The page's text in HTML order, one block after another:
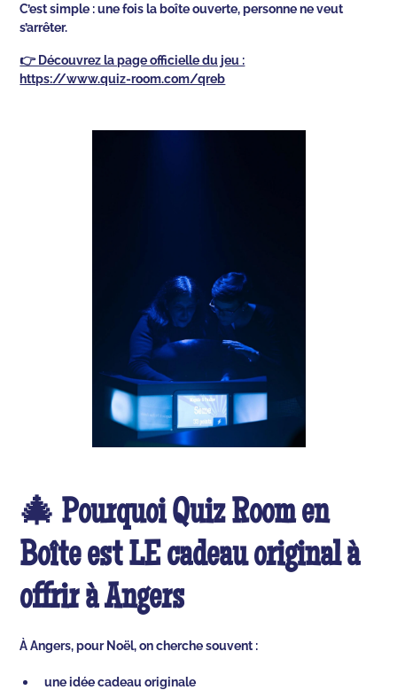
C’est simple : une fois la boîte ouverte, personne ne veut
s’arrêter.
👉 Découvrez la page officielle du jeu :
https://www.quiz-room.com/qreb
🎄 Pourquoi Quiz Room en
Boîte est LE cadeau original à
offrir à Angers
À Angers, pour Noël, on cherche souvent :
une idée cadeau originale